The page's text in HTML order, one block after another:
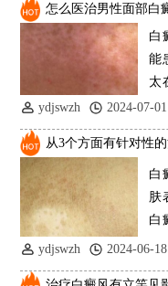
怎么医治男性面部白
白
能
太
脸
ydjswzh 2024-07-01
从3个方面有针对性
白
肤
白
ydjswzh 2024-06-18